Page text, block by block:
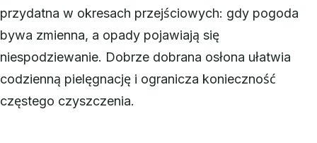
przydatna w okresach przejściowych: gdy pogoda
bywa zmienna, a opady pojawiają się
niespodziewanie. Dobrze dobrana osłona ułatwia
codzienną pielęgnację i ogranicza konieczność
częstego czyszczenia.